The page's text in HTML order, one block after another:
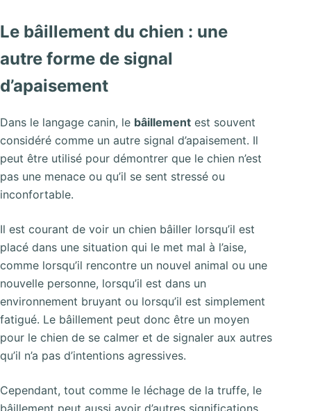
Le bâillement du chien : une
autre forme de signal
d’apaisement
Dans le langage canin, le bâillement est souvent
considéré comme un autre signal d’apaisement. Il
peut être utilisé pour démontrer que le chien n’est
pas une menace ou qu’il se sent stressé ou
inconfortable.
Il est courant de voir un chien bâiller lorsqu’il est
placé dans une situation qui le met mal à l’aise,
comme lorsqu’il rencontre un nouvel animal ou une
nouvelle personne, lorsqu’il est dans un
environnement bruyant ou lorsqu’il est simplement
fatigué. Le bâillement peut donc être un moyen
pour le chien de se calmer et de signaler aux autres
qu’il n’a pas d’intentions agressives.
Cependant, tout comme le léchage de la truffe, le
bâillement peut aussi avoir d’autres significations.